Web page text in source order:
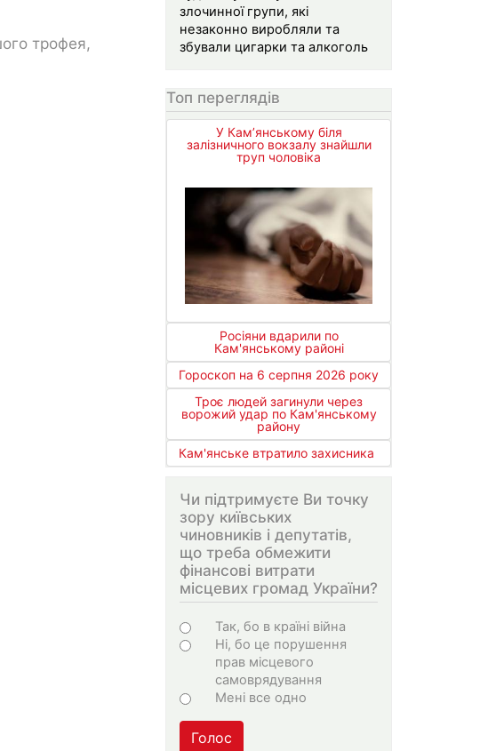
трофея,
злочинної групи, які
незаконно виробляли та
збували цигарки та алкоголь
Топ переглядів
У Кам’янському біля
залізничного вокзалу знайшли
труп чоловіка
Росіяни вдарили по
Кам'янському районі
Гороскоп на 6 серпня 2026 року
Троє людей загинули через
ворожий удар по Кам'янському
району
Кам'янське втратило захисника
Чи підтримуєте Ви точку
зору київських
чиновників і депутатів,
що треба обмежити
фінансові витрати
місцевих громад України?
Варіанти
Так, бо в країні війна
Ні, бо це порушення
прав місцевого
самоврядування
Мені все одно
Голос